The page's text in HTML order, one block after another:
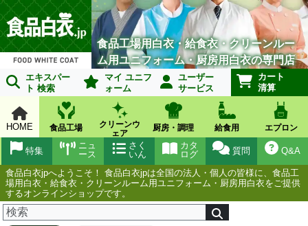
食品工場用白衣・給食衣・クリーンルー
ム用ユニフォーム・厨房用白衣の専門店
エキスパー
ト 検索
マイ ユニフ
ォーム
ユーザー
サービス
カート
清算
HOME 食品工場
クリーンウ
ェア
厨房・調理 給食用 エプロン
Q&A
質問
カタ
ログ
さく
いん
ニュ
ース
特集
食品白衣jpへようこそ！ 食品白衣jpは全国の法人・個人の皆様に、食品工
場用白衣・給食衣・クリーンルーム用ユニフォーム・厨房用白衣をご提供
するオンラインショップです。